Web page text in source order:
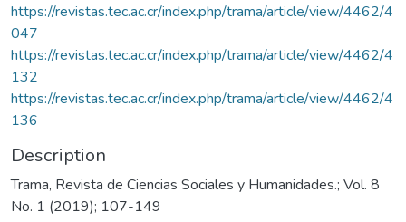
https://revistas.tec.ac.cr/index.php/trama/article/view/4462/4
047
https://revistas.tec.ac.cr/index.php/trama/article/view/4462/4
132
https://revistas.tec.ac.cr/index.php/trama/article/view/4462/4
136
Description
Trama, Revista de Ciencias Sociales y Humanidades.; Vol. 8
No. 1 (2019); 107-149